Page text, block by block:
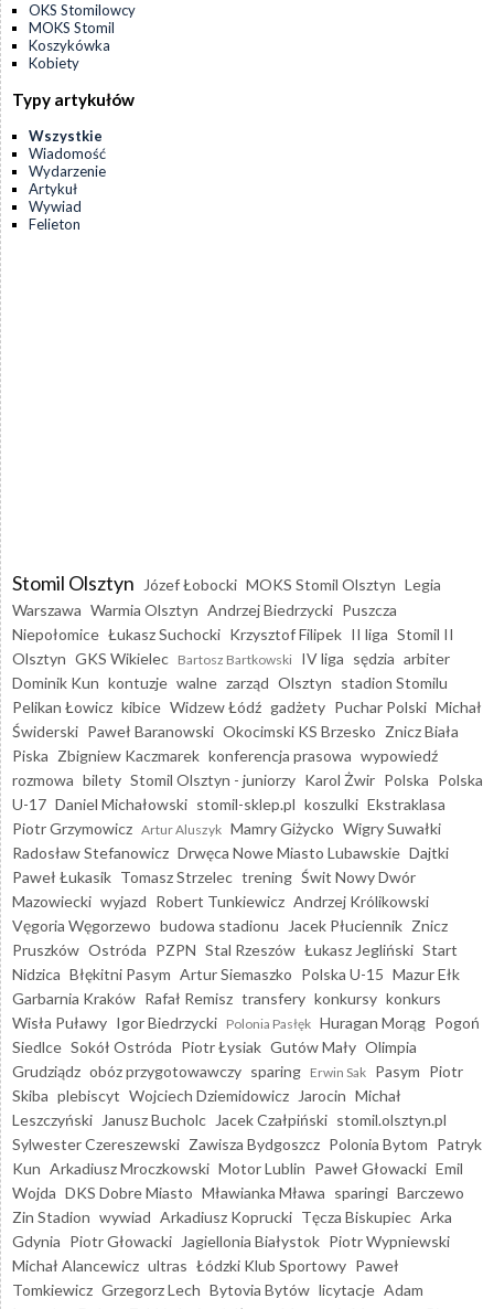
OKS Stomilowcy
MOKS Stomil
Koszykówka
Kobiety
Typy artykułów
Wszystkie
Wiadomość
Wydarzenie
Artykuł
Wywiad
Felieton
Stomil Olsztyn Józef Łobocki MOKS Stomil Olsztyn Legia
Warszawa Warmia Olsztyn Andrzej Biedrzycki Puszcza
Niepołomice Łukasz Suchocki Krzysztof Filipek II liga Stomil II
Olsztyn GKS Wikielec Bartosz Bartkowski IV liga sędzia arbiter
Dominik Kun kontuzje walne zarząd Olsztyn stadion Stomilu
Pelikan Łowicz kibice Widzew Łódź gadżety Puchar Polski Michał
Świderski Paweł Baranowski Okocimski KS Brzesko Znicz Biała
Piska Zbigniew Kaczmarek konferencja prasowa wypowiedź
rozmowa bilety Stomil Olsztyn - juniorzy Karol Żwir Polska Polska
U-17 Daniel Michałowski stomil-sklep.pl koszulki Ekstraklasa
Piotr Grzymowicz Artur Aluszyk Mamry Giżycko Wigry Suwałki
Radosław Stefanowicz Drwęca Nowe Miasto Lubawskie Dajtki
Paweł Łukasik Tomasz Strzelec trening Świt Nowy Dwór
Mazowiecki wyjazd Robert Tunkiewicz Andrzej Królikowski
Vęgoria Węgorzewo budowa stadionu Jacek Płuciennik Znicz
Pruszków Ostróda PZPN Stal Rzeszów Łukasz Jegliński Start
Nidzica Błękitni Pasym Artur Siemaszko Polska U-15 Mazur Ełk
Garbarnia Kraków Rafał Remisz transfery konkursy konkurs
Wisła Puławy Igor Biedrzycki Polonia Pasłęk Huragan Morąg Pogoń
Siedlce Sokół Ostróda Piotr Łysiak Gutów Mały Olimpia
Grudziądz obóz przygotowawczy sparing Erwin Sak Pasym Piotr
Skiba plebiscyt Wojciech Dziemidowicz Jarocin Michał
Leszczyński
Janusz Bucholc Jacek Czałpiński stomil.olsztyn.pl
Sylwester Czereszewski Zawisza Bydgoszcz Polonia Bytom Patryk
Kun Arkadiusz Mroczkowski Motor Lublin Paweł Głowacki Emil
Wojda DKS Dobre Miasto Mławianka Mława sparingi Barczewo
Zin Stadion wywiad Arkadiusz Koprucki Tęcza Biskupiec Arka
Gdynia Piotr Głowacki Jagiellonia Białystok Piotr Wypniewski
Michał Alancewicz ultras Łódzki Klub Sportowy Paweł
Tomkiewicz Grzegorz Lech Bytovia Bytów licytacje Adam